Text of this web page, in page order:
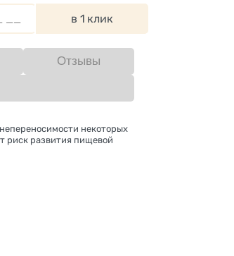
в 1 клик
Отзывы
некоторых
риск развития пищевой